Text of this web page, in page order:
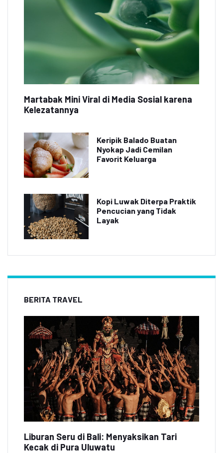
Martabak Mini Viral di Media Sosial karena
Kelezatannya
Keripik Balado Buatan
Nyokap Jadi Cemilan
Favorit Keluarga
Kopi Luwak Diterpa Praktik
Pencucian yang Tidak
Layak
BERITA TRAVEL
Liburan Seru di Bali: Menyaksikan Tari
Kecak di Pura Uluwatu